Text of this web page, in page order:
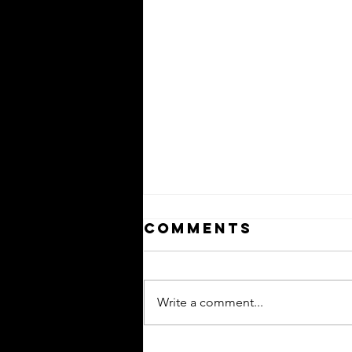
Comments
Write a comment...